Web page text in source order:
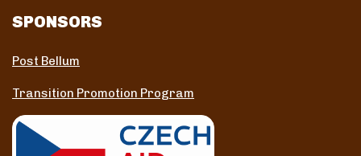
SPONSORS
Post Bellum
Transition Promotion Program